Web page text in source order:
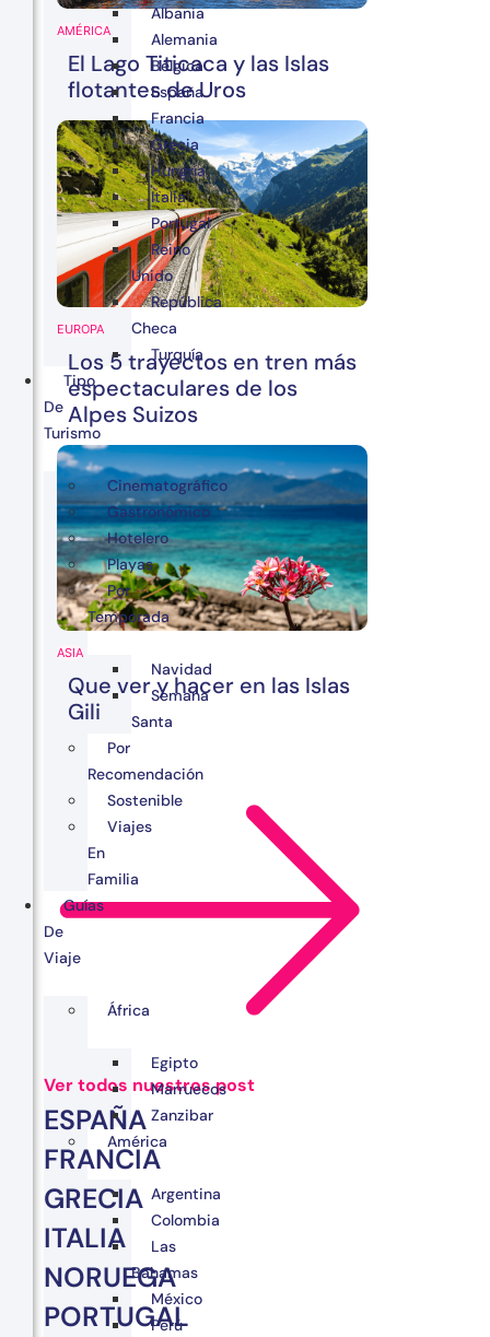
AMÉRICA
El Lago Titicaca y las Islas
flotantes de Uros
EUROPA
Los 5 trayectos en tren más
espectaculares de los
Alpes Suizos
ASIA
Que ver y hacer en las Islas
Gili
Ver todos nuestros post
ESPAÑA
FRANCIA
GRECIA
ITALIA
NORUEGA
PORTUGAL
Albania
Alemania
Bélgica
España
Francia
Grecia
Hungría
Italia
Portugal
Reino
Unido
República
Checa
Turquía
Tipo
De
Turismo
Cinematográfico
Gastronómico
Hotelero
Playas
Por
Temporada
Navidad
Semana
Santa
Por
Recomendación
Sostenible
Viajes
En
Familia
Guías
De
Viaje
África
Egipto
Marruecos
Zanzibar
América
Argentina
Colombia
Las
Bahamas
México
Perú